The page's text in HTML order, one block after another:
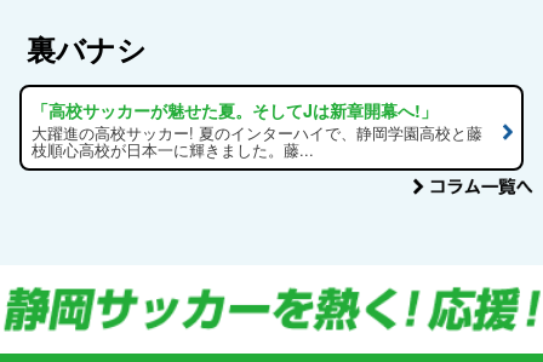
裏バナシ
「高校サッカーが魅せた夏。そしてJは新章開幕へ!」
大躍進の高校サッカー! 夏のインターハイで、静岡学園高校と藤
枝順心高校が日本一に輝きました。藤...